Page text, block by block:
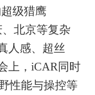
级猎鹰
北京等复杂
人感、超丝
上，iCAR同时
性能与操控等